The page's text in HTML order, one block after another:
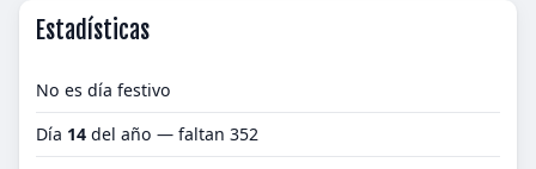
Estadísticas
No es día festivo
Día 14 del año — faltan 352